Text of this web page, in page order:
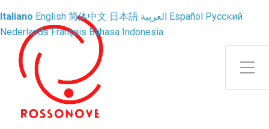
Attiva/disattiva il menu
Italiano English 简体中文 日本語 العربية Español Русский
Nederlands Français Bahasa Indonesia